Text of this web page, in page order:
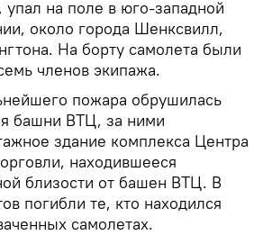
на поле в юго‑западной
около города Шенксвилл,
На борту самолета были
членов экипажа.
пожара обрушилась
башни ВТЦ, за ними
здание комплекса Центра
находившееся
близости от башен ВТЦ. В
погибли те, кто находился
самолетах.